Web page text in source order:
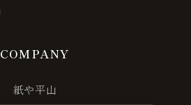
COMPANY
紙や平山